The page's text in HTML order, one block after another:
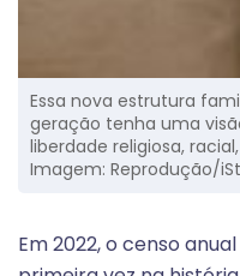
Essa nova estrutura
geração tenha uma
liberdade religiosa,
Imagem: Reprodução/
Em 2022, o censo